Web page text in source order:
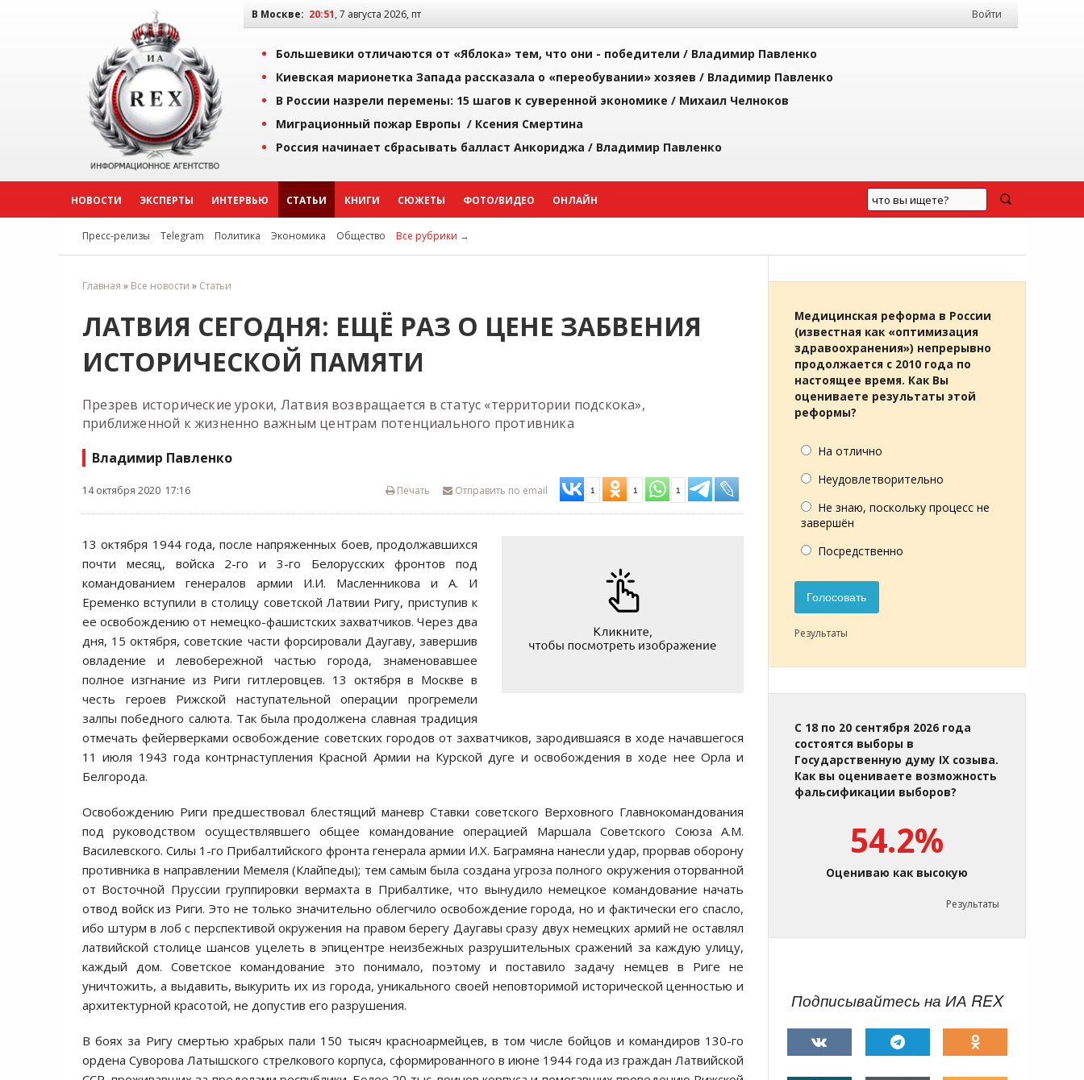
В Москве: 20:51, 7 августа 2026, пт Войти
Большевики отличаются от «Яблока» тем, что они - победители / Владимир Павленко
Киевская марионетка Запада рассказала о «переобувании» хозяев / Владимир Павленко
В России назрели перемены: 15 шагов к суверенной экономике / Михаил Челноков
Миграционный пожар Европы / Ксения Смертина
Россия начинает сбрасывать балласт Анкориджа / Владимир Павленко
НОВОСТИ ЭКСПЕРТЫ ИНТЕРВЬЮ СТАТЬИ КНИГИ СЮЖЕТЫ ФОТО/ВИДЕО ОНЛАЙН
Пресс-релизы Telegram Политика Экономика Общество Все рубрики →
Главная » Все новости » Статьи
ЛАТВИЯ СЕГОДНЯ: ЕЩЁ РАЗ О ЦЕНЕ ЗАБВЕНИЯ
ИСТОРИЧЕСКОЙ ПАМЯТИ
Презрев исторические уроки, Латвия возвращается в статус «территории подскока»,
приближенной к жизненно важным центрам потенциального противника
Владимир Павленко
14 октября 2020 17:16 Отправить по email 1 1 1
Печать
13 октября 1944 года, после напряженных боев, продолжавшихся
почти месяц, войска 2-го и 3-го Белорусских фронтов под
командованием генералов армии И.И. Масленникова и А. И
Еременко вступили в столицу советской Латвии Ригу, приступив к
ее освобождению от немецко-фашистских захватчиков. Через два
дня, 15 октября, советские части форсировали Даугаву, завершив
овладение и левобережной частью города, знаменовавшее
полное изгнание из Риги гитлеровцев. 13 октября в Москве в
честь героев Рижской наступательной операции прогремели
залпы победного салюта. Так была продолжена славная традиция
отмечать фейерверками освобождение советских городов от захватчиков, зародившаяся в ходе начавшегося
11 июля 1943 года контрнаступления Красной Армии на Курской дуге и освобождения в ходе нее Орла и
Белгорода.
Освобождению Риги предшествовал блестящий маневр Ставки советского Верховного Главнокомандования
под руководством осуществлявшего общее командование операцией Маршала Советского Союза А.М.
Василевского. Силы 1-го Прибалтийского фронта генерала армии И.Х. Баграмяна нанесли удар, прорвав оборону
противника в направлении Мемеля (Клайпеды); тем самым была создана угроза полного окружения оторванной
от Восточной Пруссии группировки вермахта в Прибалтике, что вынудило немецкое командование начать
отвод войск из Риги. Это не только значительно облегчило освобождение города, но и фактически его спасло,
ибо штурм в лоб с перспективой окружения на правом берегу Даугавы сразу двух немецких армий не оставлял
латвийской столице шансов уцелеть в эпицентре неизбежных разрушительных сражений за каждую улицу,
каждый дом. Советское командование это понимало, поэтому и поставило задачу немцев в Риге не
уничтожить, а выдавить, выкурить их из города, уникального своей неповторимой исторической ценностью и
архитектурной красотой, не допустив его разрушения.
В боях за Ригу смертью храбрых пали 150 тысяч красноармейцев, в том числе бойцов и командиров 130-го
ордена Суворова Латышского стрелкового корпуса, сформированного в июне 1944 года из граждан Латвийской
Медицинская реформа в России
(известная как «оптимизация
здравоохранения») непрерывно
продолжается с 2010 года по
настоящее время. Как Вы
оцениваете результаты этой
реформы?
На отлично
Неудовлетворительно
Не знаю, поскольку процесс не
завершён
Посредственно
Голосовать
Результаты
С 18 по 20 сентября 2026 года
состоятся выборы в
Государственную думу IX созыва.
Как вы оцениваете возможность
фальсификации выборов?
54.2%
Оцениваю как высокую
Результаты
Подписывайтесь на ИА REX